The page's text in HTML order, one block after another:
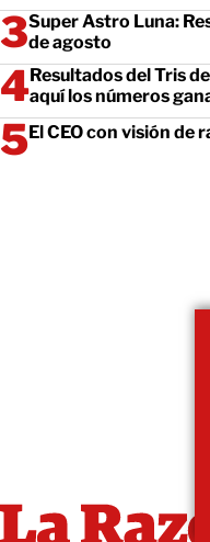
Super Astro Luna:
de agosto
Resultados del Tris
aquí los números
El CEO con visión de